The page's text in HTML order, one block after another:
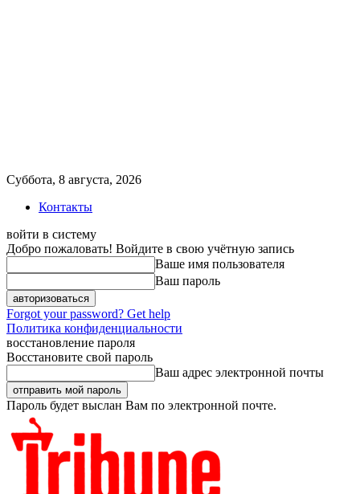
Суббота, 8 августа, 2026
Контакты
войти в систему
Добро пожаловать! Войдите в свою учётную запись
Ваше имя пользователя
Ваш пароль
Forgot your password? Get help
Политика конфиденциальности
восстановление пароля
Восстановите свой пароль
Ваш адрес электронной почты
Пароль будет выслан Вам по электронной почте.